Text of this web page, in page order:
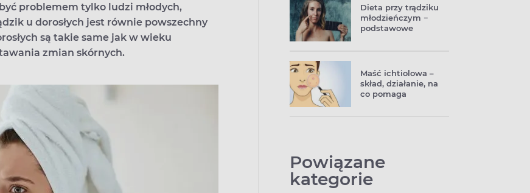
problemem tylko ludzi młodych,
u dorosłych jest równie powszechny
są takie same jak w wieku
zmian skórnych.
Dieta przy trądziku
młodzieńczym −
podstawowe
Maść ichtiolowa –
skład, działanie, na
co pomaga
Powiązane
kategorie